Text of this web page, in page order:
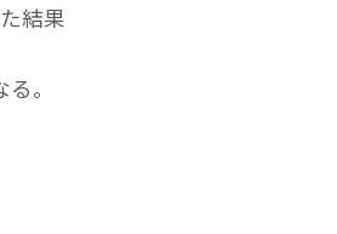
結果
。